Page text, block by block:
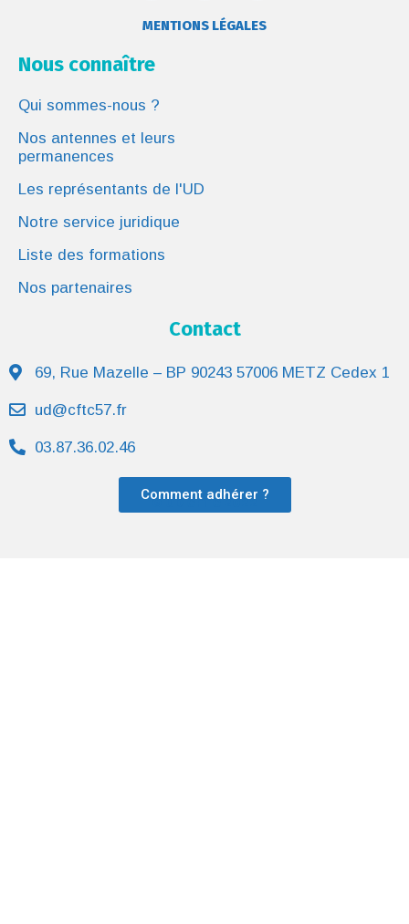
MENTIONS LÉGALES
Nous connaître
Qui sommes-nous ?
Nos antennes et leurs
permanences
Les représentants de l'UD
Notre service juridique
Liste des formations
Nos partenaires
Contact
69, Rue Mazelle – BP 90243 57006 METZ Cedex 1
ud@cftc57.fr
03.87.36.02.46
Comment adhérer ?
© UD CFTC 2022